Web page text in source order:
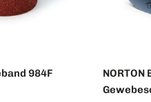
984F
NORTON